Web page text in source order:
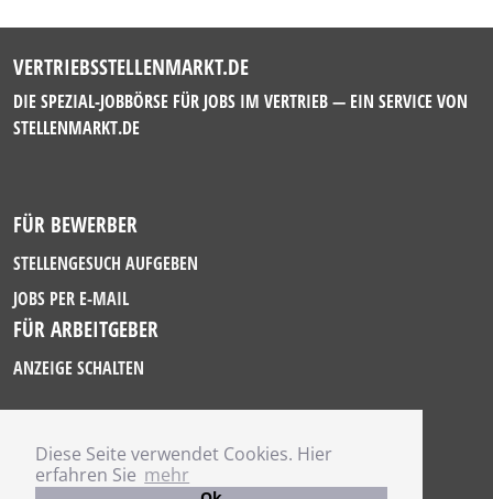
Diese Seite verwendet Cookies. Hier
erfahren Sie mehr
VERTRIEBSSTELLENMARKT.DE
DIE SPEZIAL-JOBBÖRSE FÜR JOBS IM VERTRIEB — EIN SERVICE VON
STELLENMARKT.DE
FÜR BEWERBER
STELLENGESUCH AUFGEBEN
JOBS PER E-MAIL
FÜR ARBEITGEBER
ANZEIGE SCHALTEN
IMPRESSUM
DATENSCHUTZ